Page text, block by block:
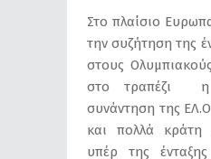
Στο πλαίσιο
την συζήτηση της
στους
στο τραπέζι η
συνάντηση της
και πολλά κράτη
υπέρ της